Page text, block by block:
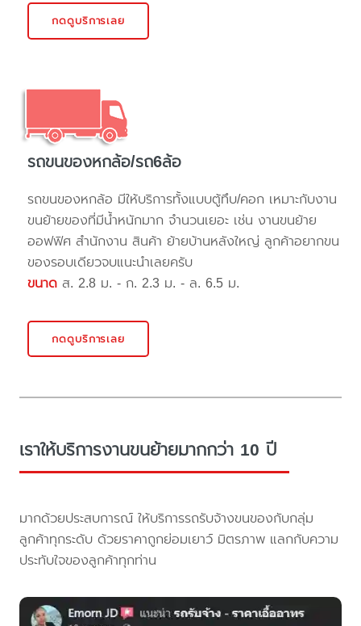
กดดูบริการเลย
รถขนของหกล้อ/รถ6ล้อ
รถขนของหกล้อ มีให้บริการทั้งแบบตู้ทึบ/คอก เหมาะกับงาน
ขนย้ายของที่มีน้ำหนักมาก จำนวนเยอะ เช่น งานขนย้าย
ออฟฟิศ สำนักงาน สินค้า ย้ายบ้านหลังใหญ่ ลูกค้าอยากขน
ของรอบเดียวจบแนะนำเลยครับ
ขนาด ส. 2.8 ม. - ก. 2.3 ม. - ล. 6.5 ม.
กดดูบริการเลย
เราให้บริการงานขนย้ายมากกว่า 10 ปี
มากด้วยประสบการณ์ ให้บริการรถรับจ้างขนของกับกลุ่ม
ลูกค้าทุกระดับ ด้วยราคาถูกย่อมเยาว์ มิตรภาพ แลกกับความ
ประทับใจของลูกค้าทุกท่าน